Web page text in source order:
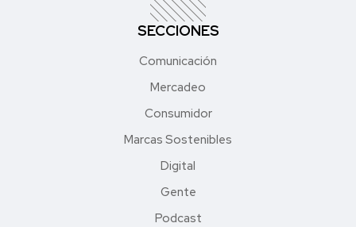
SECCIONES
Comunicación
Mercadeo
Consumidor
Marcas Sostenibles
Digital
Gente
Podcast